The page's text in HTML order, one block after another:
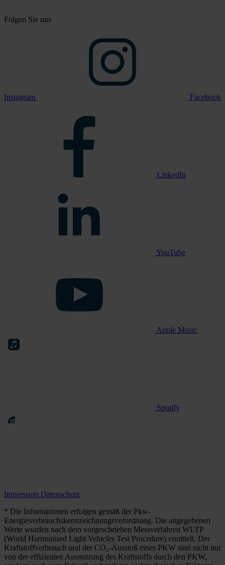
Folgen Sie uns
Instagram Facebook
LinkedIn
YouTube
Apple Music
Spotify
Impressum Datenschutz
* Die Informationen erfolgen gemäß der Pkw-
Energieverbrauchskennzeichnungsverordnung. Die angegebenen
Werte wurden nach dem vorgeschrieben Messverfahren WLTP
(World Harmonised Light Vehicles Test Procedure) ermittelt. Der
Kraftstoffverbrauch und der CO₂-Ausstoß eines PKW sind nicht nur
von der effizienten Ausnutzung des Kraftstoffs durch den PKW,